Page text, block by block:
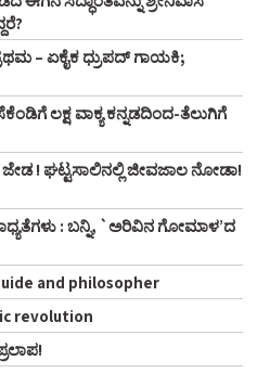
– ಏಕೈಕ ಧ್ರುಪದ್‌ ಗಾಯಕಿ;
ಲಕ್ಷ ವಾಕ್ಯ ಕನ್ನಡದಿಂದ-ತೆಲುಗಿಗೆ
! ಘಟ್ಟಸಾಲಿನಲ್ಲಿ ಜೀವಜಾಲ ನೋಡಾ!
: ಬನ್ನಿ, `ಅರಿವಿನ ಗೋಮಾಳ’ದ
and philosopher
revolution